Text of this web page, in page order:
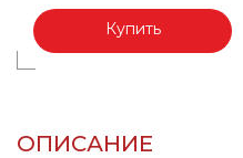
Купить
ОПИСАНИЕ